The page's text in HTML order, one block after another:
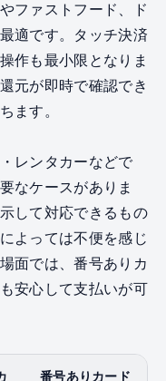
ファストフード、ド
適です。タッチ決済
作も最小限となりま
元が即時で確認でき
ます。
レンタカーなどで
なケースがありま
して対応できるもの
よっては不便を感じ
面では、番号ありカ
安心して支払いが可
番号ありカード